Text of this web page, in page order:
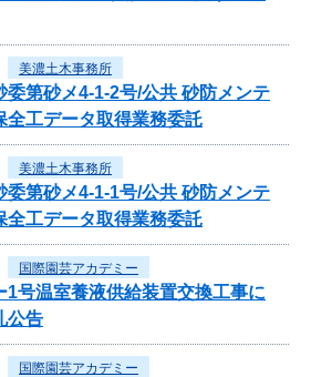
美濃土木事務所
委第砂メ4-1-2号/公共 砂防メンテ
工データ取得業務委託
美濃土木事務所
委第砂メ4-1-1号/公共 砂防メンテ
工データ取得業務委託
国際園芸アカデミー
1号温室養液供給装置交換工事に
公告
国際園芸アカデミー